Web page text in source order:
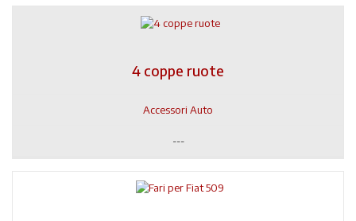
4 coppe ruote
Accessori Auto
---